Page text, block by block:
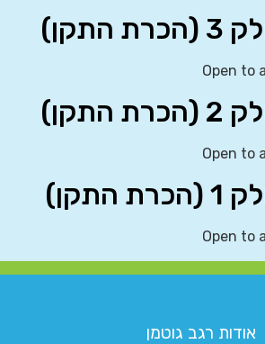
Open to
Open to
Open to
אודות רגב גוטמן